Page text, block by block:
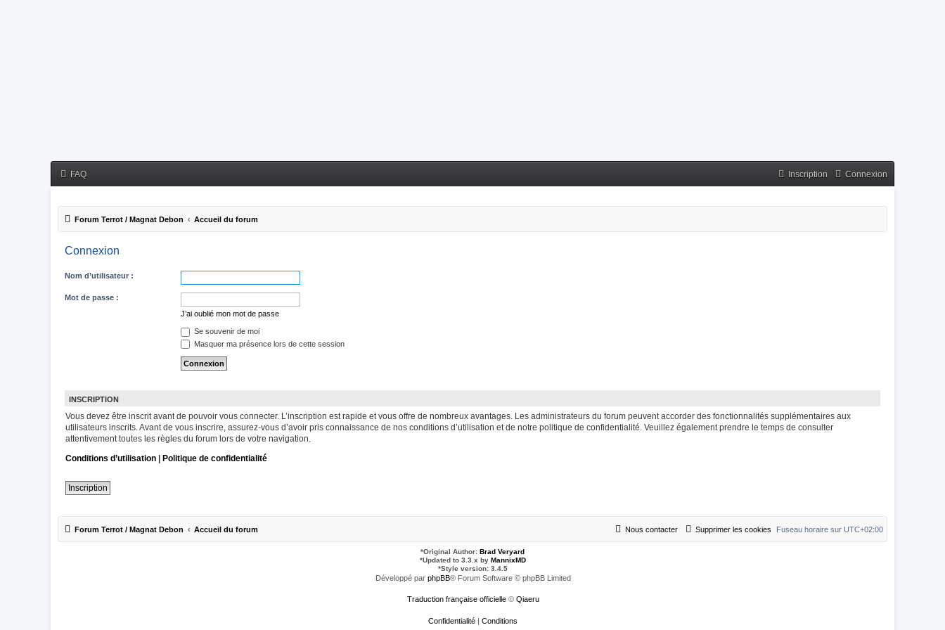
FAQ Connexion
Inscription
Forum Terrot / Magnat Debon Accueil du forum
Connexion
Nom d’utilisateur :
Mot de passe :
J’ai oublié mon mot de passe
Se souvenir de moi
Masquer ma présence lors de cette session
INSCRIPTION
Vous devez être inscrit avant de pouvoir vous connecter. L’inscription est rapide et vous offre de nombreux avantages. Les administrateurs du forum peuvent accorder des fonctionnalités supplémentaires aux
utilisateurs inscrits. Avant de vous inscrire, assurez-vous d’avoir pris connaissance de nos conditions d’utilisation et de notre politique de confidentialité. Veuillez également prendre le temps de consulter
attentivement toutes les règles du forum lors de votre navigation.
Conditions d’utilisation | Politique de confidentialité
Inscription
Forum Terrot / Magnat Debon Accueil du forum Fuseau horaire sur UTC+02:00
Supprimer les cookies
Nous contacter
*Original Author: Brad Veryard
*Updated to 3.3.x by MannixMD
*Style version: 3.4.5
Développé par phpBB® Forum Software © phpBB Limited
Traduction française officielle© Qiaeru
Confidentialité | Conditions